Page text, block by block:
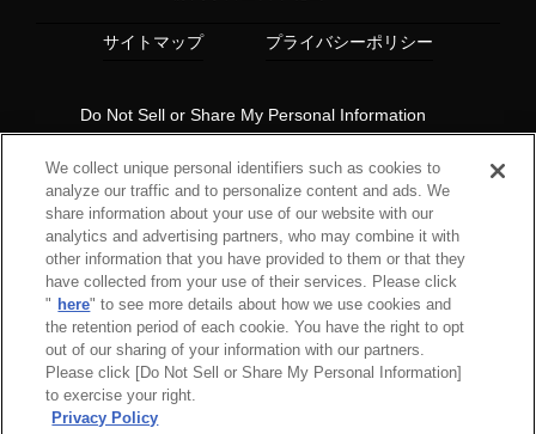
サイトマップ プライバシーポリシー
Do Not Sell or Share My Personal Information
Copyright© 1997 HKS Co., Ltd. all rights reserved.
We collect unique personal identifiers such as cookies to
analyze our traffic and to personalize content and ads. We
share information about your use of our website with our
analytics and advertising partners, who may combine it with
other information that you have provided to them or that they
have collected from your use of their services. Please click
" here" to see more details about how we use cookies and
the retention period of each cookie. You have the right to opt
out of our sharing of your information with our partners.
Please click [Do Not Sell or Share My Personal Information]
to exercise your right.
Privacy Policy